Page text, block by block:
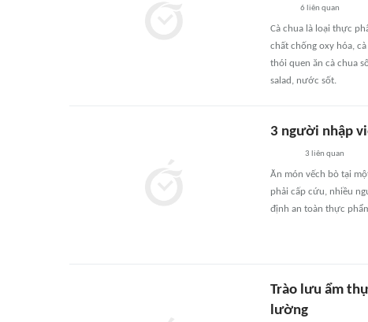
6 liên quan
Cà chua là loại thực
chất chống oxy hóa,
thói quen ăn cà chua
salad, nước sốt.
3 người nhập
3 liên quan
Ăn món vếch bò tại
phải cấp cứu, nhiều
định an toàn thực
Trào lưu ẩm
lường